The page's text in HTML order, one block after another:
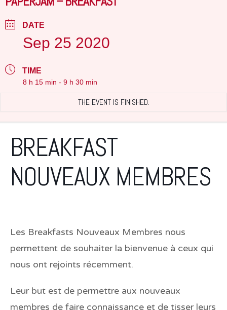
DATE
Sep 25 2020
TIME
8 h 15 min - 9 h 30 min
THE EVENT IS FINISHED.
BREAKFAST
NOUVEAUX MEMBRES
Les Breakfasts Nouveaux Membres nous
permettent de souhaiter la bienvenue à ceux qui
nous ont rejoints récemment.
Leur but est de permettre aux nouveaux
membres de faire connaissance et de tisser leurs